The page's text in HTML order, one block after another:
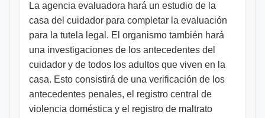
La agencia evaluadora hará un estudio de la
casa del cuidador para completar la evaluación
para la tutela legal. El organismo también hará
una investigaciones de los antecedentes del
cuidador y de todos los adultos que viven en la
casa. Esto consistirá de una verificación de los
antecedentes penales, el registro central de
violencia doméstica y el registro de maltrato